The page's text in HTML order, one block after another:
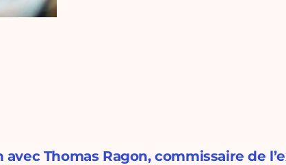
Thomas Ragon, commissaire de